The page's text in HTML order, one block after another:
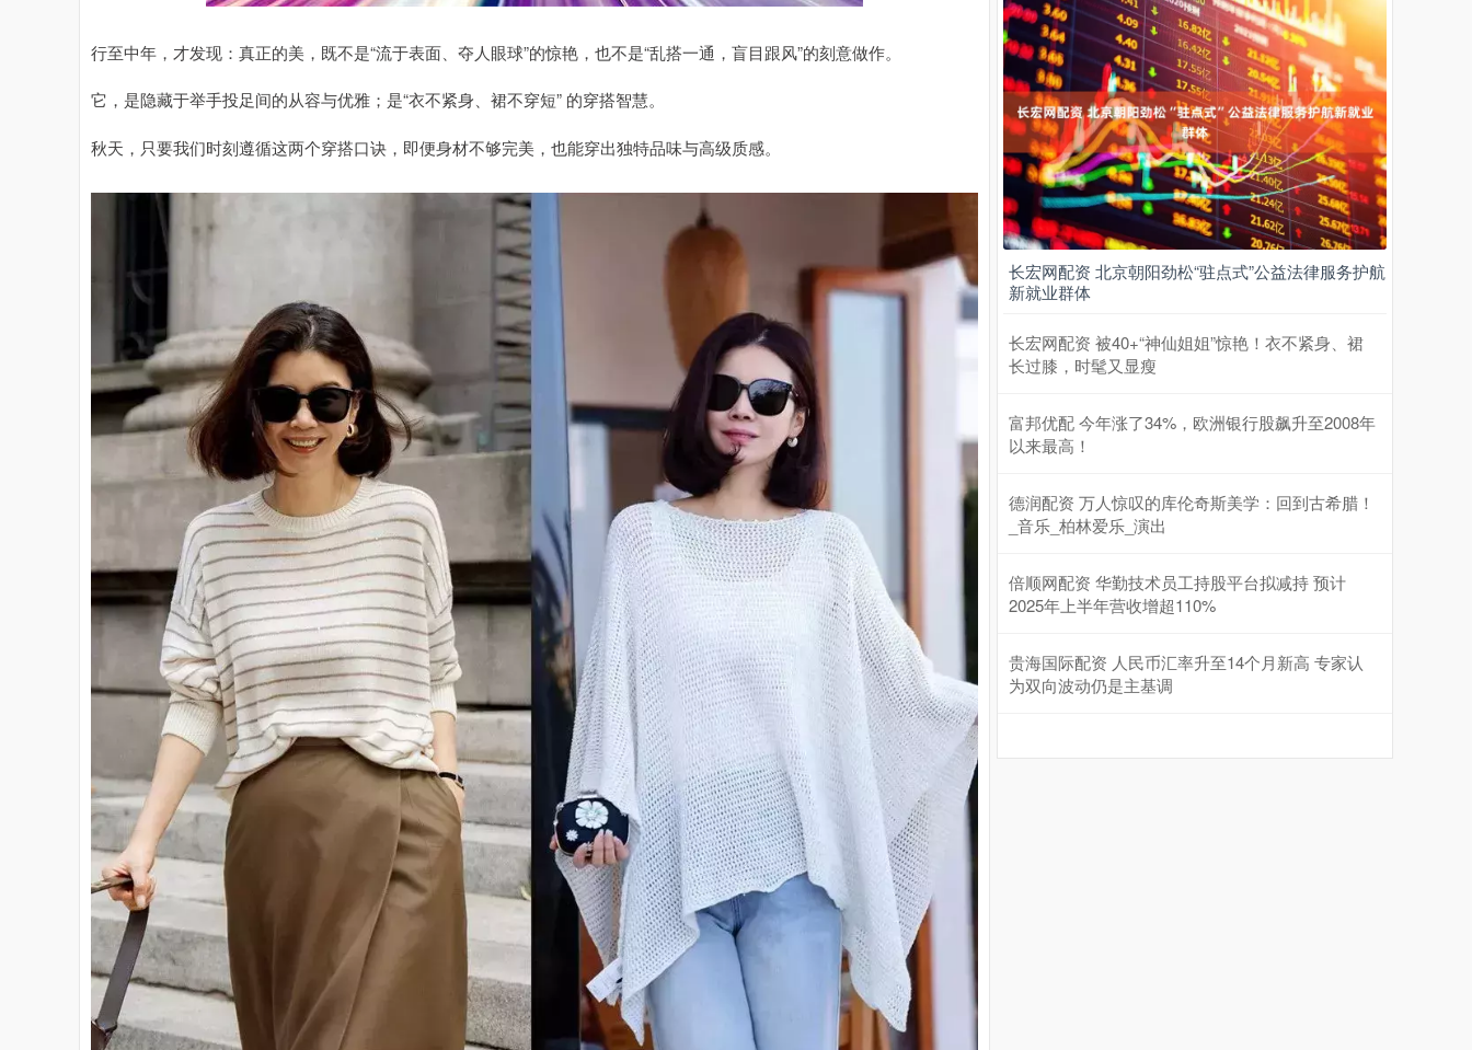
行至中年，才发现：真正的美，既不是“流于表面、夺人眼球”的惊艳，也不是“乱搭一通，盲目跟风”的刻意做作。
它，是隐藏于举手投足间的从容与优雅；是“衣不紧身、裙不穿短” 的穿搭智慧。
秋天，只要我们时刻遵循这两个穿搭口诀，即便身材不够完美，也能穿出独特品味与高级质感。
长宏网配资 北京朝阳劲松“驻点式”公益法律服务护航
新就业群体
长宏网配资 被40+“神仙姐姐”惊艳！衣不紧身、裙
长过膝，时髦又显瘦
富邦优配 今年涨了34%，欧洲银行股飙升至2008年
以来最高！
德润配资 万人惊叹的库伦奇斯美学：回到古希腊！
_音乐_柏林爱乐_演出
倍顺网配资 华勤技术员工持股平台拟减持 预计
2025年上半年营收增超110%
贵海国际配资 人民币汇率升至14个月新高 专家认
为双向波动仍是主基调